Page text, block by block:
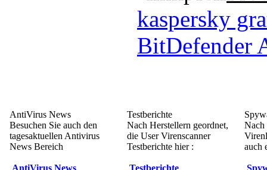
kaspersky
BitDefender
AntiVirus News
Besuchen Sie auch den
tagesaktuellen Antivirus
News Bereich
AntiVirus News
Testberichte
Nach Herstellern geordnet,
die User Virenscanner
Testberichte hier :
Testberichte
Nach
auch